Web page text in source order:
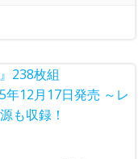
238枚組
年12月17日発売 ～レ
も収録！